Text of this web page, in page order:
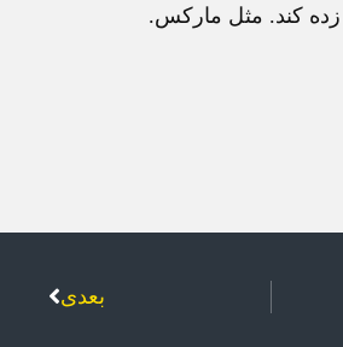
کند. مثل مارکس.
بعدی